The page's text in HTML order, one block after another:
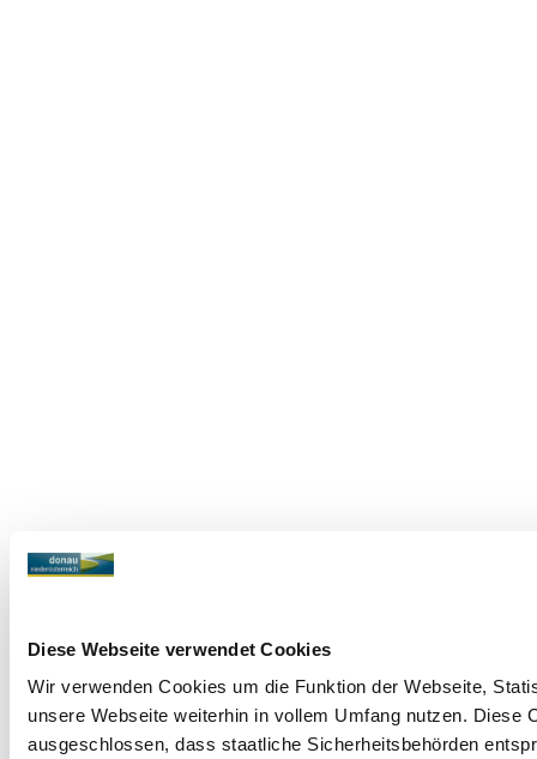
Diese Webseite verwendet Cookies
Wir verwenden Cookies um die Funktion der Webseite,
unsere Webseite weiterhin in vollem Umfang nutzen.
ausgeschlossen, dass staatliche Sicherheitsbehörden